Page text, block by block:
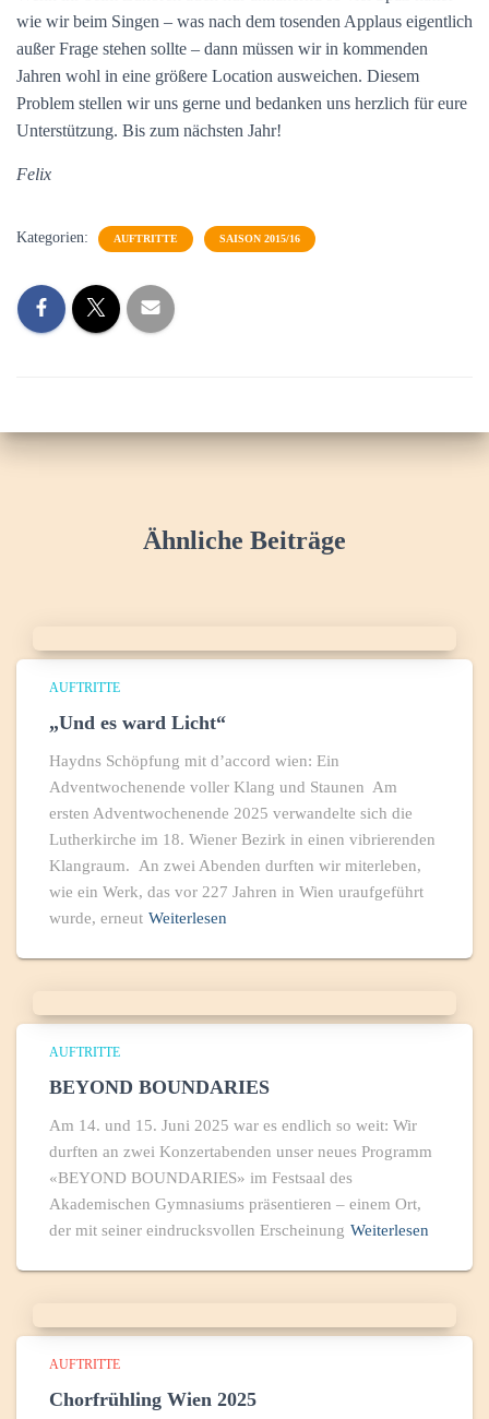
wie wir beim Singen – was nach dem tosenden Applaus eigentlich
außer Frage stehen sollte – dann müssen wir in kommenden
Jahren wohl in eine größere Location ausweichen. Diesem
Problem stellen wir uns gerne und bedanken uns herzlich für eure
Unterstützung. Bis zum nächsten Jahr!
Felix
Kategorien: AUFTRITTE SAISON 2015/16
Ähnliche Beiträge
AUFTRITTE
„Und es ward Licht“
Haydns Schöpfung mit d’accord wien: Ein
Adventwochenende voller Klang und Staunen Am
ersten Adventwochenende 2025 verwandelte sich die
Lutherkirche im 18. Wiener Bezirk in einen vibrierenden
Klangraum. An zwei Abenden durften wir miterleben,
wie ein Werk, das vor 227 Jahren in Wien uraufgeführt
wurde, erneut Weiterlesen
AUFTRITTE
BEYOND BOUNDARIES
Am 14. und 15. Juni 2025 war es endlich so weit: Wir
durften an zwei Konzertabenden unser neues Programm
«BEYOND BOUNDARIES» im Festsaal des
Akademischen Gymnasiums präsentieren – einem Ort,
der mit seiner eindrucksvollen Erscheinung Weiterlesen
AUFTRITTE
Chorfrühling Wien 2025